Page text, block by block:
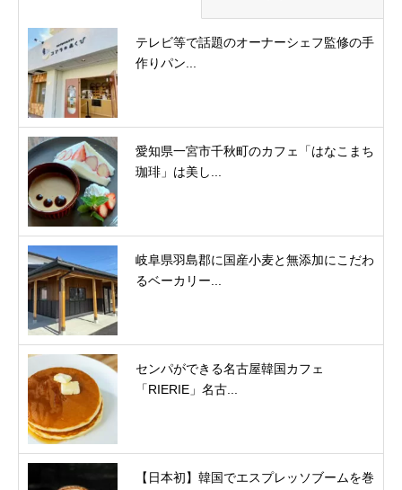
テレビ等で話題のオーナーシェフ監修の手
作りパン...
愛知県一宮市千秋町のカフェ「はなこまち
珈琲」は美し...
岐阜県羽島郡に国産小麦と無添加にこだわ
るベーカリー...
センパができる名古屋韓国カフェ
「RIERIE」名古...
【日本初】韓国でエスプレッソブームを巻